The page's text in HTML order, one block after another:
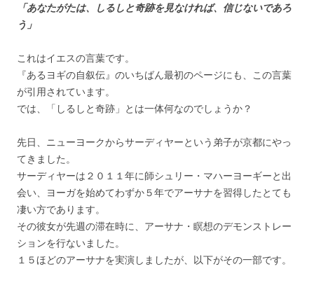
「あなたがたは、しるしと奇跡を見なければ、信じないであろ
う」
これはイエスの言葉です。
『あるヨギの自叙伝』のいちばん最初のページにも、この言葉
が引用されています。
では、「しるしと奇跡」とは一体何なのでしょうか？
先日、ニューヨークからサーディヤーという弟子が京都にやっ
てきました。
サーディヤーは２０１１年に師シュリー・マハーヨーギーと出
会い、ヨーガを始めてわずか５年でアーサナを習得したとても
凄い方であります。
その彼女が先週の滞在時に、アーサナ・瞑想のデモンストレー
ションを行ないました。
１５ほどのアーサナを実演しましたが、以下がその一部です。